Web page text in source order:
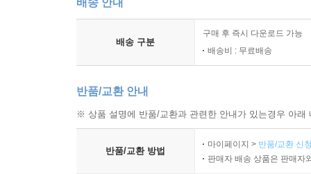
배송 구분
구매 후 즉시 다운로드 가능
배송비 : 무료배송
반품/교환 안내
※ 상품 설명에 반품/교환과 관련한 안내가 있는경우 아
반품/교환 방법
마이페이지 > 반품/교환 신
판매자 배송 상품은 판매자